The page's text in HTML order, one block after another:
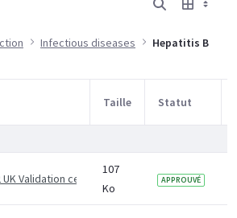
Infectious diseases Hepatitis B
Taille Statut
UK Validation certificate
107
Ko
APPROUVÉ